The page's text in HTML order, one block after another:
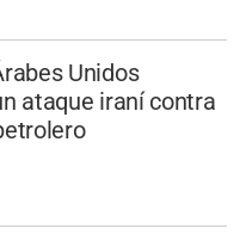
Unidos
ataque iraní contra